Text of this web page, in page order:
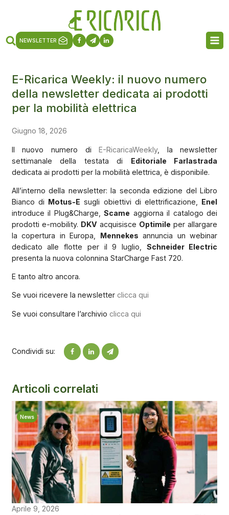
NEWSLETTER
E-Ricarica Weekly: il nuovo numero
della newsletter dedicata ai prodotti
per la mobilità elettrica
Giugno 18, 2026
Il nuovo numero diE-RicaricaWeekly, la newsletter
settimanale della testata di Editoriale Farlastrada
dedicata ai prodotti per la mobilità elettrica, è disponibile.
All’interno della newsletter: la seconda edizione del Libro
Bianco di Motus-E sugli obiettivi di elettrificazione, Enel
introduce il Plug&Charge,Scame aggiorna il catalogo dei
prodotti e-mobility. DKVacquisisce Optimile per allargare
la copertura in Europa, Mennekes annuncia un webinar
dedicato alle flotte per il 9 luglio, Schneider Electric
presenta la nuova colonnina StarCharge Fast 720.
E tanto altro ancora.
Se vuoi ricevere la newsletter clicca qui
Se vuoi consultare l’archivio clicca qui
Condividi su:
Articoli correlati
News
Aprile 9, 2026